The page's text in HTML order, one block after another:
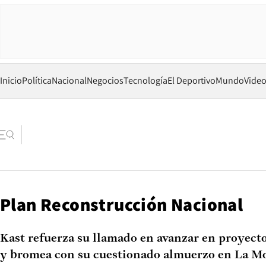
InicioPolíticaNacionalNegociosTecnologíaEl DeportivoMundo
Plan Reconstrucción Nacional
Kast refuerza su llamado en avanzar en
y bromea con su cuestionado almuerzo en La